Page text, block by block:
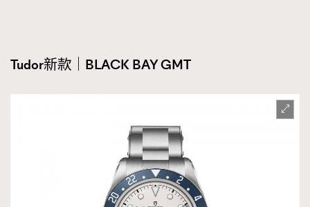
Tudor新款｜BLACK BAY GMT